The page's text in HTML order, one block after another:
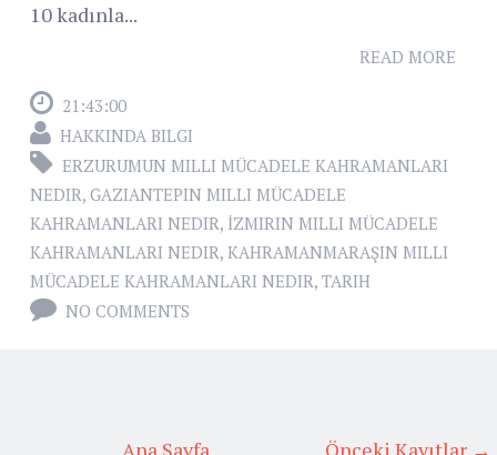
10 kadınla...
READ MORE
21:43:00
HAKKINDA BILGI
ERZURUMUN MILLI MÜCADELE KAHRAMANLARI
NEDIR, GAZIANTEPIN MILLI MÜCADELE
KAHRAMANLARI NEDIR, İZMIRIN MILLI MÜCADELE
KAHRAMANLARI NEDIR, KAHRAMANMARAŞIN MILLI
MÜCADELE KAHRAMANLARI NEDIR, TARIH
NO COMMENTS